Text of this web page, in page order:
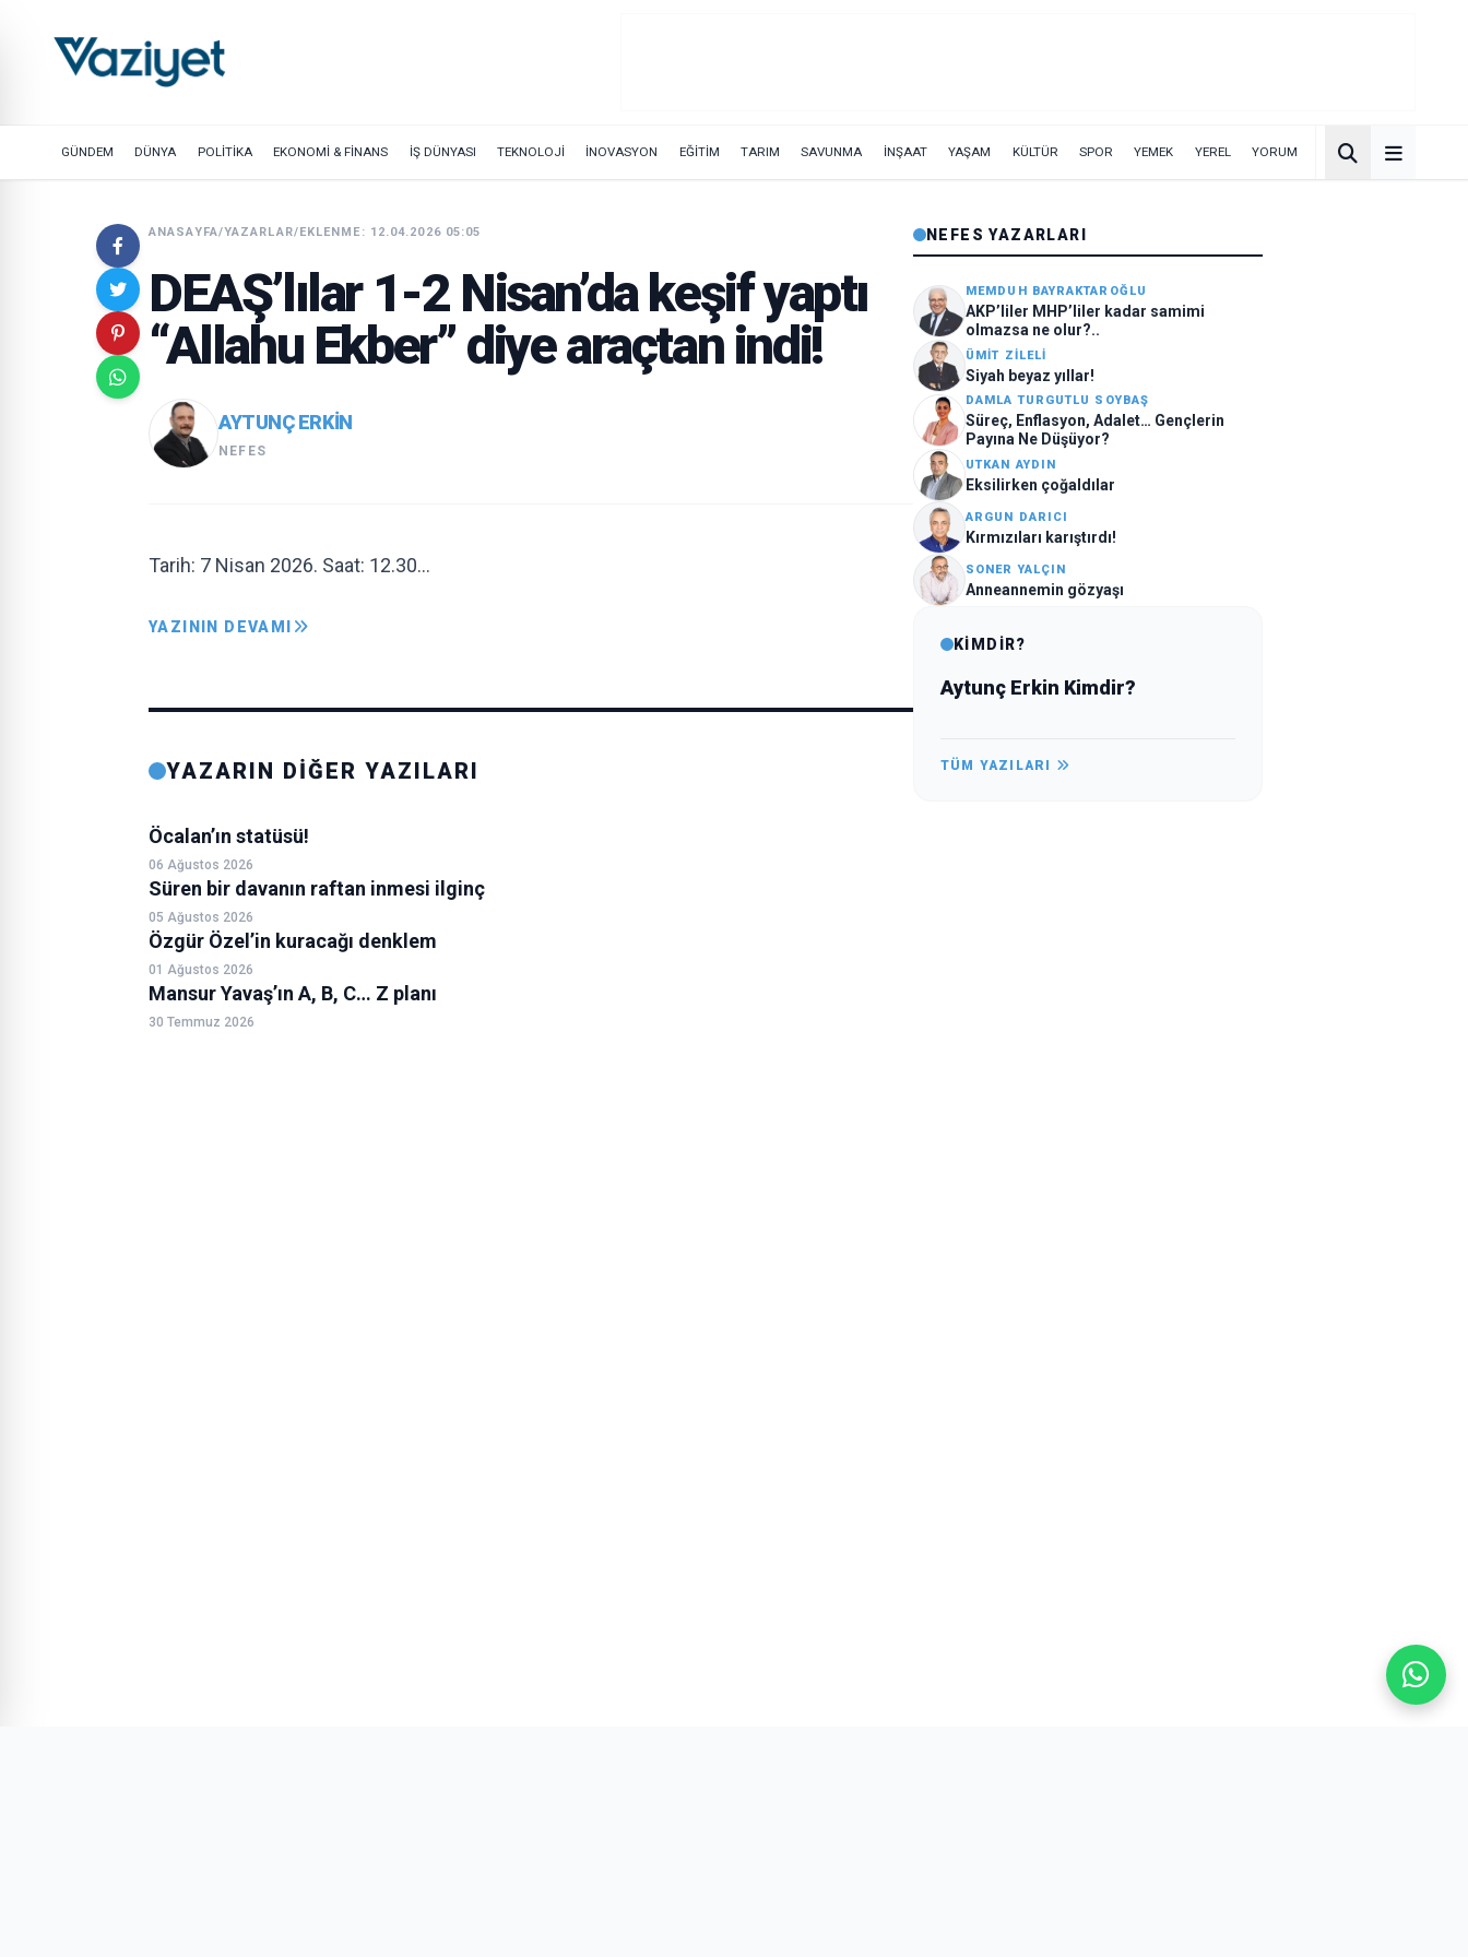
GÜNDEM DÜNYA POLİTİKA EKONOMİ & FİNANS İŞ DÜNYASI TEKNOLOJİ İNOVASYON EĞİTİM TARIM SAVUNMA İNŞAAT YAŞAM KÜLTÜR SPOR YEMEK YEREL YORUM
ANASAYFA/YAZARLAR/EKLENME: 12.04.2026 05:05
DEAŞ’lılar 1-2 Nisan’da keşif yaptı
“Allahu Ekber” diye araçtan indi!
AYTUNÇ ERKIN
NEFES
Tarih: 7 Nisan 2026. Saat: 12.30…
YAZININ DEVAMI
YAZARIN DİĞER YAZILARI
Öcalan’ın statüsü!
06 Ağustos 2026
Süren bir davanın raftan inmesi ilginç
05 Ağustos 2026
Özgür Özel’in kuracağı denklem
01 Ağustos 2026
Mansur Yavaş’ın A, B, C… Z planı
30 Temmuz 2026
NEFES YAZARLARI
MEMDUH BAYRAKTAROĞLU
AKP’liler MHP’liler kadar samimi
olmazsa ne olur?..
ÜMIT ZILELI
Siyah beyaz yıllar!
DAMLA TURGUTLU SOYBAŞ
Süreç, Enflasyon, Adalet… Gençlerin
Payına Ne Düşüyor?
UTKAN AYDIN
Eksilirken çoğaldılar
ARGUN DARICI
Kırmızıları karıştırdı!
SONER YALÇIN
Anneannemin gözyaşı
KİMDİR?
Aytunç Erkin Kimdir?
TÜM YAZILARI